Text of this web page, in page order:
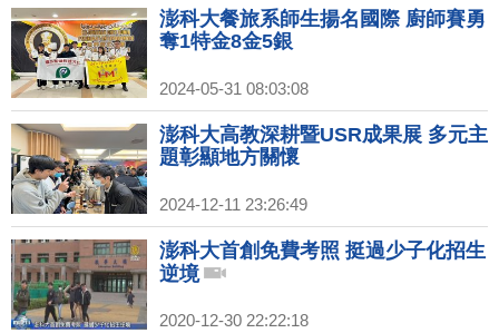
澎科大餐旅系師生揚名國際 廚師賽勇
奪1特金8金5銀
2024-05-31 08:03:08
澎科大高教深耕暨USR成果展 多元主
題彰顯地方關懷
2024-12-11 23:26:49
澎科大首創免費考照 挺過少子化招生
逆境
2020-12-30 22:22:18